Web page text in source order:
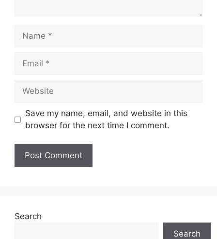
Name
Email
Website
Save my name, email, and website in this
browser for the next time I comment.
Search
Search